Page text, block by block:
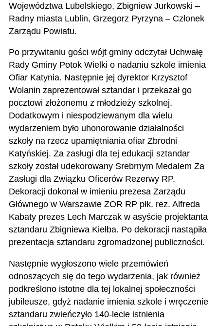
Województwa Lubelskiego, Zbigniew Jurkowski –
Radny miasta Lublin, Grzegorz Pyrzyna – Członek
Zarządu Powiatu.
Po przywitaniu gości wójt gminy odczytał Uchwałę
Rady Gminy Potok Wielki o nadaniu szkole imienia
Ofiar Katynia. Następnie jej dyrektor Krzysztof
Wolanin zaprezentował sztandar i przekazał go
pocztowi złożonemu z młodzieży szkolnej.
Dodatkowym i niespodziewanym dla wielu
wydarzeniem było uhonorowanie działalności
szkoły na rzecz upamiętniania ofiar Zbrodni
Katyńskiej. Za zasługi dla tej edukacji sztandar
szkoły został udekorowany Srebrnym Medalem Za
Zasługi dla Związku Oficerów Rezerwy RP.
Dekoracji dokonał w imieniu prezesa Zarządu
Głównego w Warszawie ZOR RP płk. rez. Alfreda
Kabaty prezes Lech Marczak w asyście projektanta
sztandaru Zbigniewa Kiełba. Po dekoracji nastąpiła
prezentacja sztandaru zgromadzonej publiczności.
Następnie wygłoszono wiele przemówień
odnoszących się do tego wydarzenia, jak również
podkreślono istotne dla tej lokalnej społeczności
jubileusze, gdyż nadanie imienia szkole i wręczenie
sztandaru zwieńczyło 140-lecie istnienia